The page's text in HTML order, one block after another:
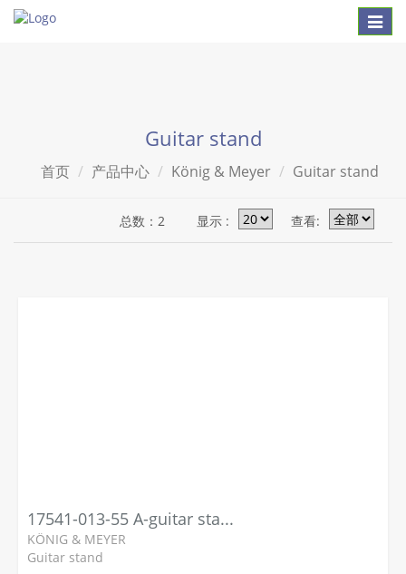
Toggle
Guitar stand
首页 产品中心 König & Meyer Guitar stand
查看:
显示 :
总数：2
17541-013-55 A-guitar stand
KÖNIG & MEYER
Guitar stand